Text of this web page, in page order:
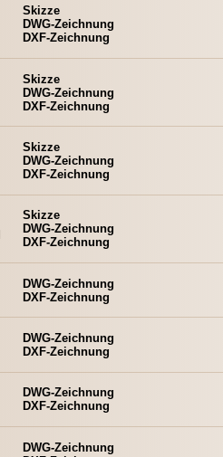
Skizze
DWG-Zeichnung
DXF-Zeichnung
Skizze
DWG-Zeichnung
DXF-Zeichnung
Skizze
DWG-Zeichnung
DXF-Zeichnung
Skizze
DWG-Zeichnung
DXF-Zeichnung
DWG-Zeichnung
DXF-Zeichnung
DWG-Zeichnung
DXF-Zeichnung
DWG-Zeichnung
DXF-Zeichnung
DWG-Zeichnung